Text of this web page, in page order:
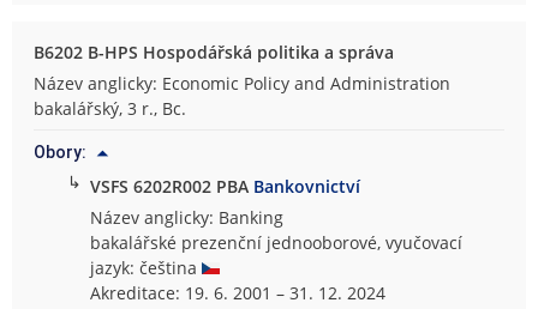
B6202 B-HPS Hospodářská politika a správa
Název anglicky: Economic Policy and Administration
bakalářský, 3 r., Bc.
Obory:
↳ VSFS 6202R002 PBA Bankovnictví
Název anglicky: Banking
bakalářské prezenční jednooborové, vyučovací
jazyk: čeština
Akreditace: 19. 6. 2001 – 31. 12. 2024